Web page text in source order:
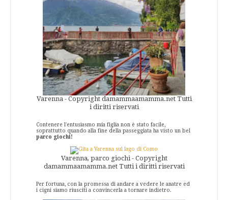
Varenna - Copyright damammaamamma.net Tutti
i diritti riservati
Contenere l'entusiasmo mia figlia non è stato facile,
soprattutto quando alla fine della passeggiata ha visto un bel
parco giochi!
Varenna, parco giochi - Copyright
damammaamamma.net Tutti i diritti riservati
Per fortuna, con la promessa di andare a vedere le anatre ed
i cigni siamo riusciti a convincerla a tornare indietro.